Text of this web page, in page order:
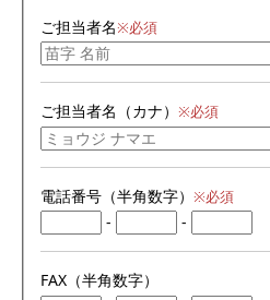
ご担当者名※必須
ご担当者名（カナ） ※必須
電話番号（半角数字） ※必須
- -
FAX（半角数字）